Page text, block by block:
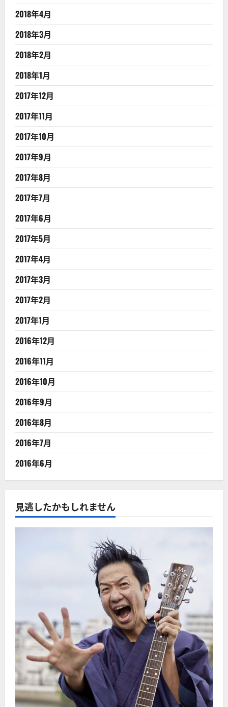
2018年4月
2018年3月
2018年2月
2018年1月
2017年12月
2017年11月
2017年10月
2017年9月
2017年8月
2017年7月
2017年6月
2017年5月
2017年4月
2017年3月
2017年2月
2017年1月
2016年12月
2016年11月
2016年10月
2016年9月
2016年8月
2016年7月
2016年6月
見逃したかもしれません